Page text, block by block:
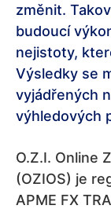
změnit.
budoucí
nejistoty,
Výsledky se
vyjádřených
výhledových
O.Z.I. Online
(OZIOS) je
APME FX